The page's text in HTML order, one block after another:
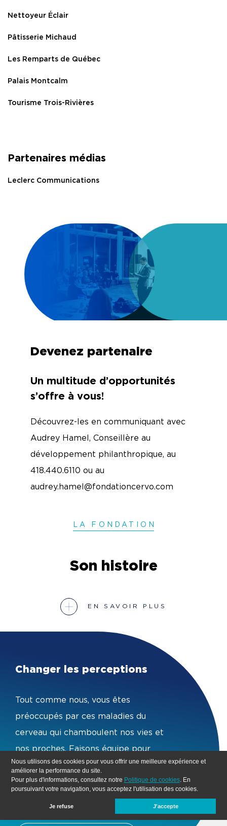
Nous utilisons des cookies pour vous offrir une meilleure expérience et
améliorer la performance du site.
Pour plus d'informations, consultez notre Politique de cookies. En
poursuivant votre navigation, vous acceptez l'utilisation des cookies.
Je refuse J'accepte
Nettoyeur Éclair
Pâtisserie Michaud
Les Remparts de Québec
Palais Montcalm
Tourisme Trois-Rivières
Partenaires médias
Leclerc Communications
Devenez partenaire
Un multitude d’opportunités
s’offre à vous!
Découvrez-les en communiquant avec
Audrey Hamel, Conseillère au
développement philanthropique, au
418.440.6110 ou au
audrey.hamel@fondationcervo.com
LA FONDATIO N
Son histoire
EN SAVOIR PLUS
Changer les perceptions
Tout comme nous, vous êtes
préoccupés par ces maladies du
cerveau qui chamboulent nos vies et
nos proches. Faisons équipe pour
changer les perceptions.